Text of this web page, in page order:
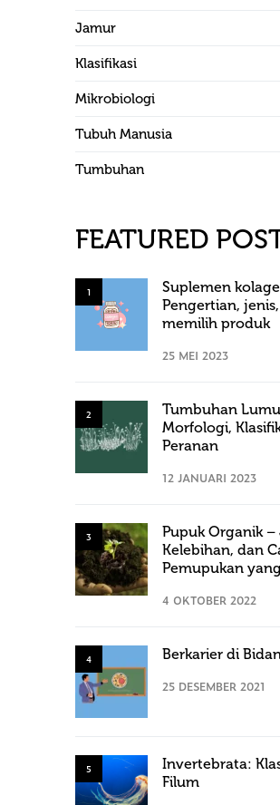
Jamur
Klasifikasi
Mikrobiologi
Tubuh Manusia
Tumbuhan
FEATURED
1
Suplemen
Pengertian,
memilih produk
25 MEI 2023
2
Tumbuhan
Morfologi,
Peranan
12 JANUARI 2023
3
Pupuk Organik –
Kelebihan, dan
Pemupukan
4 OKTOBER 2022
4 Berkarier di
25 DESEMBER 2021
5
Invertebrata:
Filum